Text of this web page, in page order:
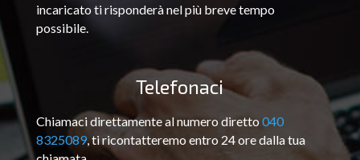
incaricato ti risponderà nel più breve tempo
possibile.
Telefonaci
Chiamaci direttamente al numero diretto 040
8325089, ti ricontatteremo entro 24 ore dalla tua